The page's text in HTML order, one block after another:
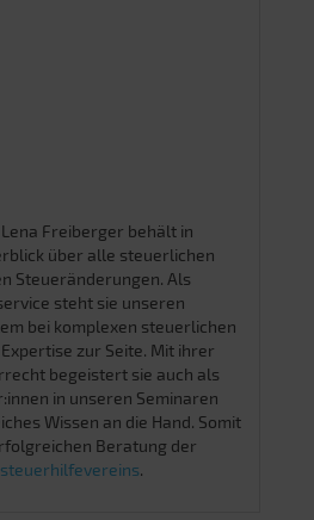
Freiberger behält in
über alle steuerlichen
Steueränderungen. Als
steht sie unseren
bei komplexen steuerlichen
zur Seite. Mit ihrer
begeistert sie auch als
in unseren Seminaren
Wissen an die Hand. Somit
Beratung der
.